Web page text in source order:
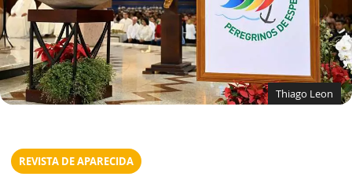
Thiago Leon
REVISTA DE APARECIDA